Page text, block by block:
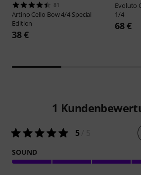
81
Artino Cello Bow 4/4 Special
Edition
38 €
Evoluto
1/4
68 €
1
5/ 5
SOUND